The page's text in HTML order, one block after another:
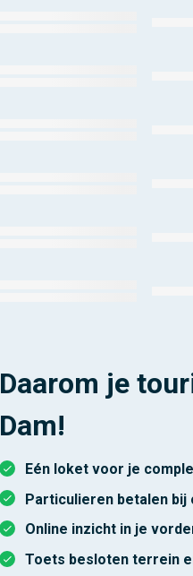
Daarom je
Dam!
Eén loket voor je
Particulieren betalen bij
Online inzicht in je
Toets besloten terrein